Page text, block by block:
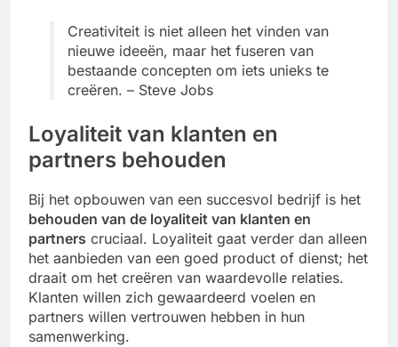
Creativiteit is niet alleen het vinden van
nieuwe ideeën, maar het fuseren van
bestaande concepten om iets unieks te
creëren. – Steve Jobs
Loyaliteit van klanten en
partners behouden
Bij het opbouwen van een succesvol bedrijf is het
behouden van de loyaliteit van klanten en
partners cruciaal. Loyaliteit gaat verder dan alleen
het aanbieden van een goed product of dienst; het
draait om het creëren van waardevolle relaties.
Klanten willen zich gewaardeerd voelen en
partners willen vertrouwen hebben in hun
samenwerking.